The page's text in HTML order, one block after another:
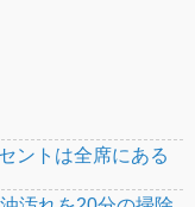
ントは全席にある